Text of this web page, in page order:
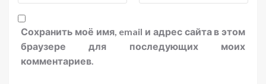
Сохранить моё имя, email и адрес сайта в этом
браузере для последующих моих
комментариев.